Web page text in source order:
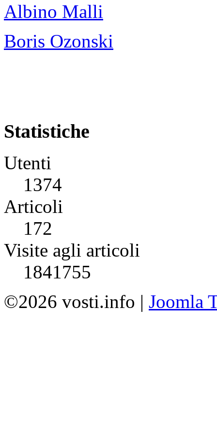
Albino Malli
Boris Ozonski
Statistiche
Utenti
1374
Articoli
172
Visite agli articoli
1841755
©2026 vosti.info | Joomla